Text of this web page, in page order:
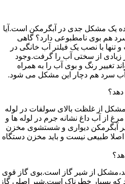
یک مشکل جدی در آبگرمکن است.آیا
هم بوی نامطبوعی دارد؟ گاهی
تنها با نصب یک فیلتر آب خانگی در
زیادی از سختی آب را گرفت.وجود
تغییر رنگ و بوی آب را به همراه
سرد هم دچار این مشکل می شود.
مشکل از غلظت بالای سولفات در لوله
از آب داغ نشانه جرم در لوله ها و
آبگرمکن دیواری و شستشوی مخزن
اصلا طبیعی نیست و باید مخزن دستگاه
از شیر گاز است.بوی گاز قوی
که بسیار خطرناک است.شیر اصلی گاز